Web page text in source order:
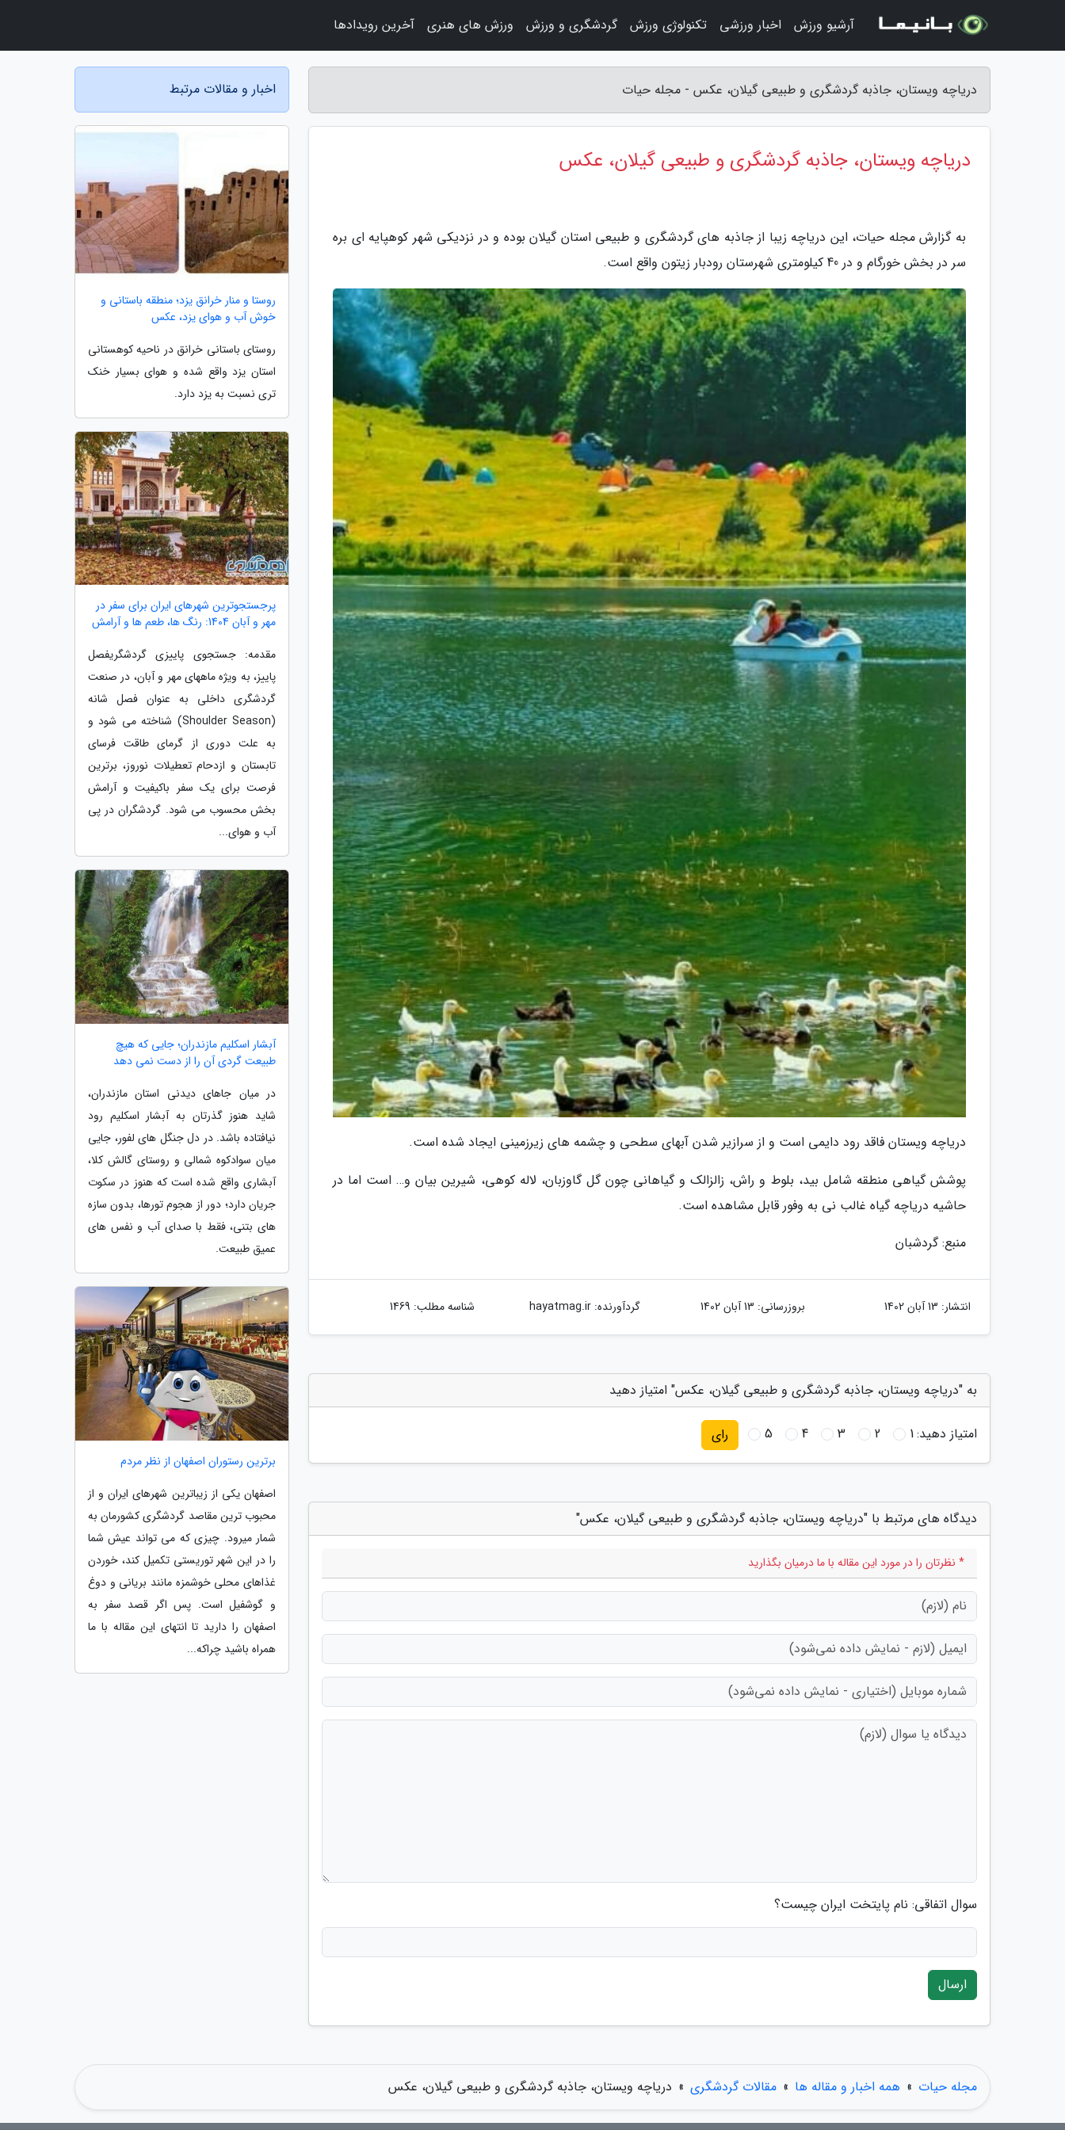
دریاچه ویستان، جاذبه گردشگری و طبیعی گیلان، عکس - مجله حیات
دریاچه ویستان، جاذبه گردشگری و طبیعی گیلان، عکس
به گزارش مجله حیات، این دریاچه زیبا از جاذبه های گردشگری و طبیعی استان گیلان بوده و در نزدیکی شهر کوهپایه ای بره
سر در بخش خورگام و در 40 کیلومتری شهرستان رودبار زیتون واقع است.
دریاچه ویستان فاقد رود دایمی است و از سرازیر شدن آبهای سطحی و چشمه های زیرزمینی ایجاد شده است.
پوشش گیاهی منطقه شامل بید، بلوط و راش، زالزالک و گیاهانی چون گل گاوزبان، لاله کوهی، شیرین بیان و… است اما در
حاشیه دریاچه گیاه غالب نی به وفور قابل مشاهده است.
منبع: گردشبان
انتشار: 13 آبان 1402 بروزرسانی: 13 آبان 1402 گردآورنده:hayatmag.ir شناسه مطلب: 1469
به "دریاچه ویستان، جاذبه گردشگری و طبیعی گیلان، عکس" امتیاز دهید
امتیاز دهید:1
2
3
4
5 رای
دیدگاه های مرتبط با "دریاچه ویستان، جاذبه گردشگری و طبیعی گیلان، عکس"
* نظرتان را در مورد این مقاله با ما درمیان بگذارید
سوال اتفاقی: نام پایتخت ایران چیست؟
ارسال
اخبار و مقالات مرتبط
روستا و منار خرانق یزد؛ منطقه باستانی و
خوش آب و هوای یزد، عکس
روستای باستانی خرانق در ناحیه کوهستانی
استان یزد واقع شده و هوای بسیار خنک
تری نسبت به یزد دارد.
پرجستجوترین شهرهای ایران برای سفر در
مهر و آبان 1404: رنگ ها، طعم ها و آرامش
مقدمه: جستجوی پاییزی گردشگریفصل
پاییز، به ویژه ماههای مهر و آبان، در صنعت
گردشگری داخلی به عنوان فصل شانه
(Shoulder Season) شناخته می شود و
به علت دوری از گرمای طاقت فرسای
تابستان و ازدحام تعطیلات نوروز، برترین
فرصت برای یک سفر باکیفیت و آرامش
بخش محسوب می شود. گردشگران در پی
آب و هوای...
آبشار اسکلیم مازندران؛ جایی که هیچ
طبیعت گردی آن را از دست نمی دهد
در میان جاهای دیدنی استان مازندران،
شاید هنوز گذرتان به آبشار اسکلیم رود
نیافتاده باشد. در دل جنگل های لفور، جایی
میان سوادکوه شمالی و روستای گالش کلا،
آبشاری واقع شده است که هنوز در سکوت
جریان دارد؛ دور از هجوم تورها، بدون سازه
های بتنی، فقط با صدای آب و نفس های
عمیق طبیعت.
برترین رستوران اصفهان از نظر مردم
اصفهان یکی از زیباترین شهرهای ایران و از
محبوب ترین مقاصد گردشگری کشورمان به
شمار میرود. چیزی که می تواند عیش شما
را در این شهر توریستی تکمیل کند، خوردن
غذاهای محلی خوشمزه مانند بریانی و دوغ
و گوشفیل است. پس اگر قصد سفر به
اصفهان را دارید تا انتهای این مقاله با ما
همراه باشید چراکه...
مجله حیات » همه اخبار و مقاله ها » مقالات گردشگری » دریاچه ویستان، جاذبه گردشگری و طبیعی گیلان، عکس
آرشیو ورزش اخبار ورزشی تکنولوژی ورزش گردشگری و ورزش ورزش های هنری آخرین رویدادها